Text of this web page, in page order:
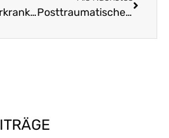
Atemwegserkrankung aus Sicht der chinesischen Medizin – Ernährung & Hausmittel Posttraumatische Belastungsstörung